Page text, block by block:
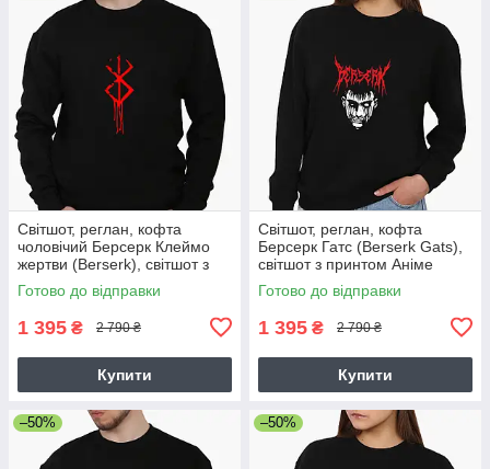
Світшот, реглан, кофта
чоловічий Берсерк Клеймо
жертви (Berserk), світшот з
принтом Аніме
Готово до відправки
1 395 ₴ 2 790 ₴
Купити
Світшот, реглан, кофта
Берсерк Гатс (Berserk Gats),
світшот з принтом Аніме
Готово до відправки
1 395 ₴ 2 790 ₴
Купити
–50% –50%